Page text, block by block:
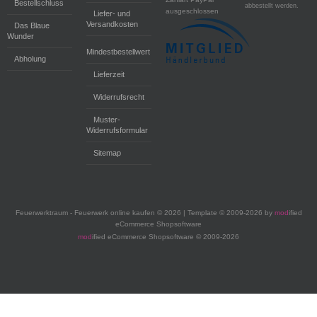
Bestellschluss
Das Blaue
Wunder
Abholung
Liefer- und
Versandkosten
Mindestbestellwert
Lieferzeit
Widerrufsrecht
Muster-
Widerrufsformular
Sitemap
ausgeschlossen
abbestellt werden.
Feuerwerktraum - Feuerwerk online kaufen © 2026 | Template © 2009-2026 by modified
eCommerce Shopsoftware
modified eCommerce Shopsoftware © 2009-2026